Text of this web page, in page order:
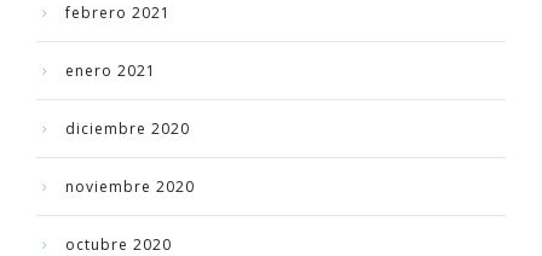
febrero 2021
enero 2021
diciembre 2020
noviembre 2020
octubre 2020